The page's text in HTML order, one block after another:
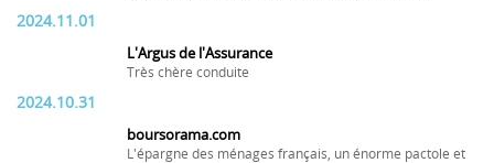
2024.11.01
L'Argus de l'Assurance
Très chère conduite
2024.10.31
boursorama.com
L'épargne des ménages français, un énorme pactole et